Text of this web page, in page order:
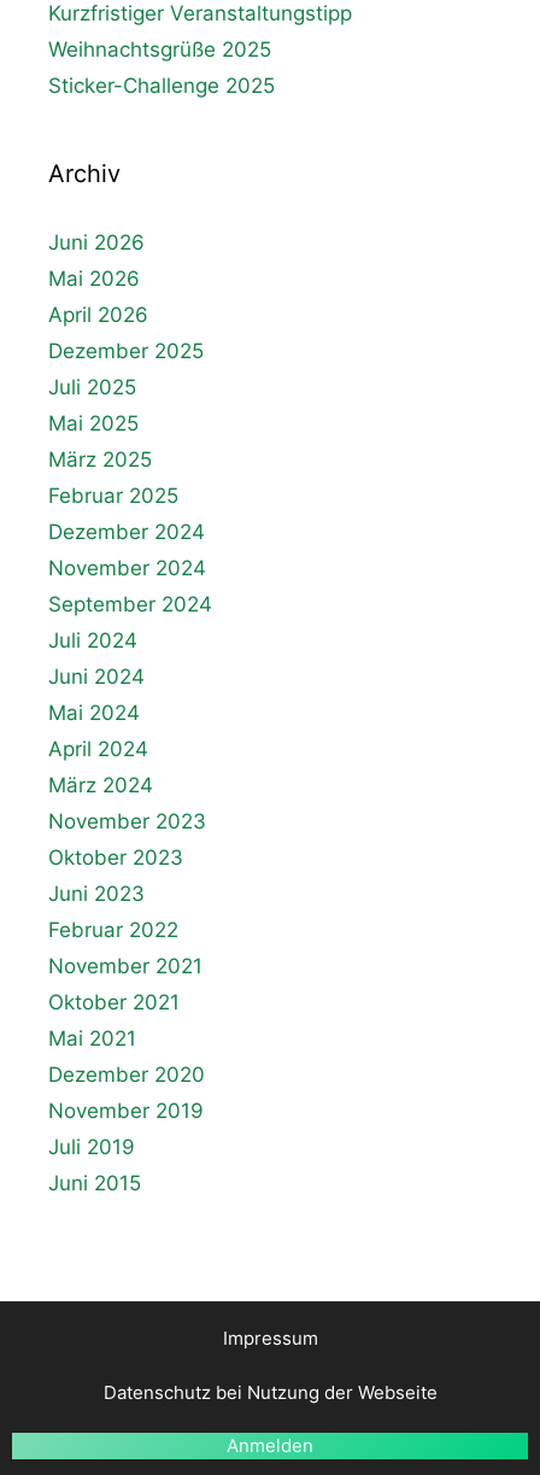
Kurzfristiger Veranstaltungstipp
Weihnachtsgrüße 2025
Sticker-Challenge 2025
Archiv
Juni 2026
Mai 2026
April 2026
Dezember 2025
Juli 2025
Mai 2025
März 2025
Februar 2025
Dezember 2024
November 2024
September 2024
Juli 2024
Juni 2024
Mai 2024
April 2024
März 2024
November 2023
Oktober 2023
Juni 2023
Februar 2022
November 2021
Oktober 2021
Mai 2021
Dezember 2020
November 2019
Juli 2019
Juni 2015
Impressum
Datenschutz bei Nutzung der Webseite
Anmelden